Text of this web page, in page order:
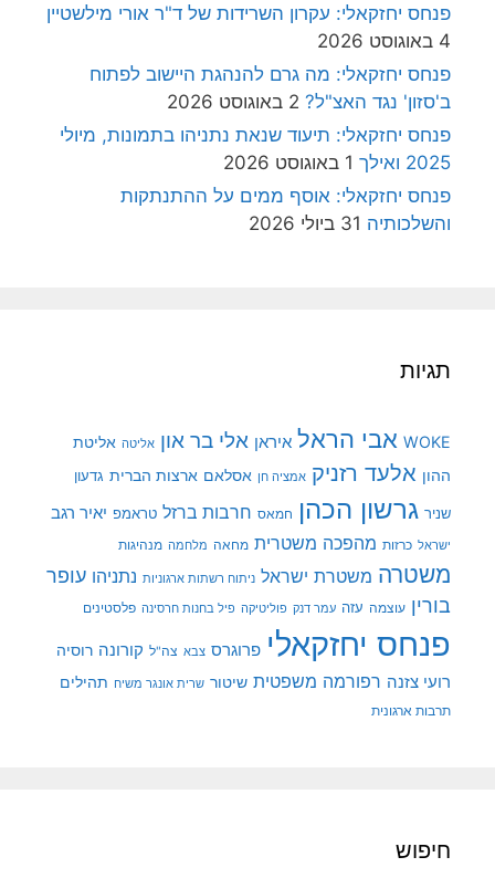
פנחס יחזקאלי: עקרון השרידות של ד"ר אורי מילשטיין
4 באוגוסט 2026
פנחס יחזקאלי: מה גרם להנהגת היישוב לפתוח
ב'סזון' נגד האצ"ל? 2 באוגוסט 2026
פנחס יחזקאלי: תיעוד שנאת נתניהו בתמונות, מיולי
2025 ואילך
1 באוגוסט 2026
פנחס יחזקאלי: אוסף ממים על ההתנתקות
והשלכותיה 31 ביולי 2026
תגיות
WOKE אבי הראל איראן אלי בר און אליטה אליטת
ההון אלעד רזניק אמציה חן אסלאם ארצות הברית גדעון
שניר גרשון הכהן חמאס חרבות ברזל טראמפ יאיר רגב
ישראל כרזות מהפכה משטרית מחאה מלחמה מנהיגות
משטרה משטרת ישראל ניתוח רשתות ארגוניות נתניהו עופר
בורין עוצמה עזה עמר דנק פוליטיקה פיל בחנות חרסינה פלסטינים
פנחס יחזקאלי פרוגרס צבא צה"ל קורונה רוסיה
רועי צזנה רפורמה משפטית שיטור שרית אונגר משיח תהילים
תרבות ארגונית
חיפוש